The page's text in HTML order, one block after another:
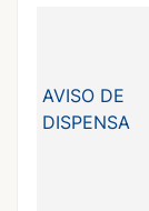
AVISO DE
DISPENSA